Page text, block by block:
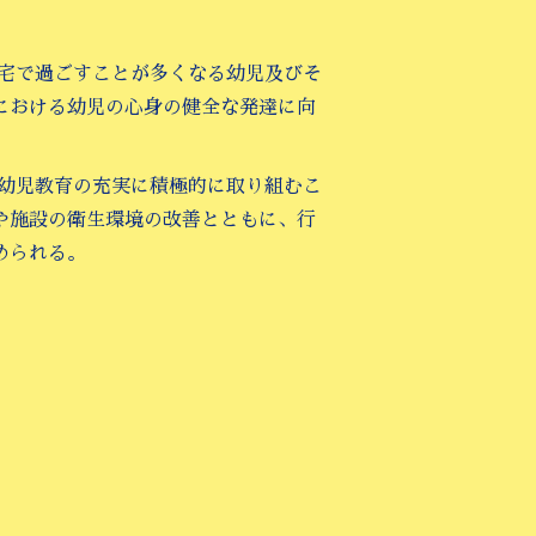
で過ごすことが多くなる幼児及びそ
ける幼児の心身の健全な発達に向
児教育の充実に積極的に取り組むこ
施設の衛生環境の改善とともに、行
れる。